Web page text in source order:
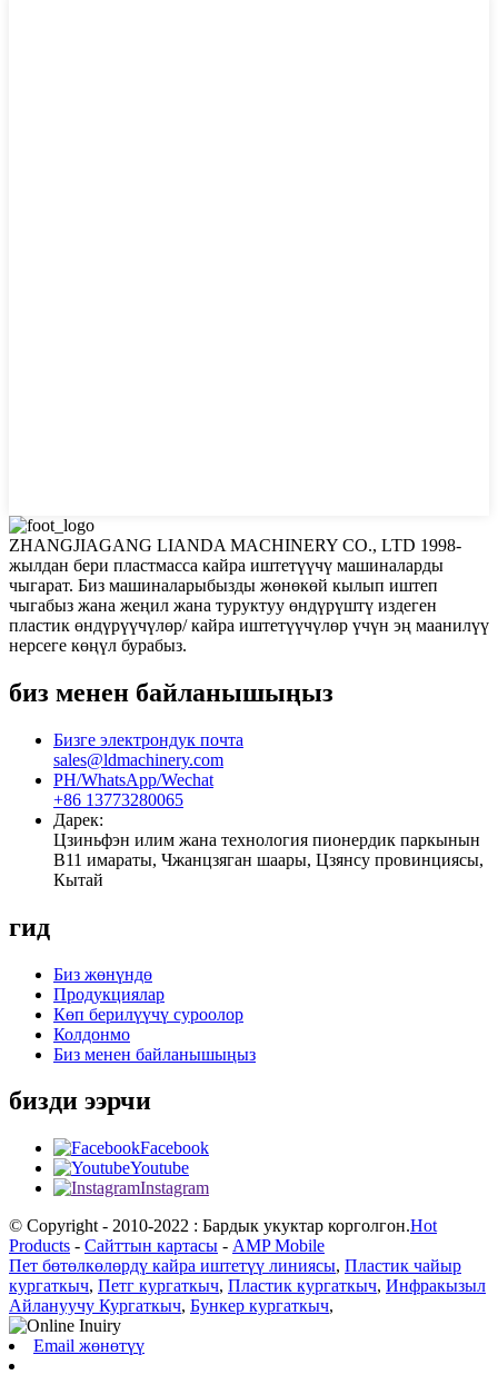
ZHANGJIAGANG LIANDA MACHINERY CO., LTD 1998-
жылдан бери пластмасса кайра иштетүүчү машиналарды
чыгарат. Биз машиналарыбызды жөнөкөй кылып иштеп
чыгабыз жана жеңил жана туруктуу өндүрүштү издеген
пластик өндүрүүчүлөр/ кайра иштетүүчүлөр үчүн эң маанилүү
нерсеге көңүл бурабыз.
биз менен байланышыңыз
Бизге электрондук почта
sales@ldmachinery.com
PH/WhatsApp/Wechat
+86 13773280065
Дарек:
Цзиньфэн илим жана технология пионердик паркынын
B11 имараты, Чжанцзяган шаары, Цзянсу провинциясы,
Кытай
гид
Биз жөнүндө
Продукциялар
Көп берилүүчү суроолор
Колдонмо
Биз менен байланышыңыз
бизди ээрчи
Facebook
Youtube
Instagram
© Copyright - 2010-2022 : Бардык укуктар корголгон.Hot
Products - Сайттын картасы - AMP Mobile
Пет бөтөлкөлөрдү кайра иштетүү линиясы, Пластик чайыр
кургаткыч, Петг кургаткыч, Пластик кургаткыч, Инфракызыл
Айлануучу Кургаткыч, Бункер кургаткыч,
Email жөнөтүү